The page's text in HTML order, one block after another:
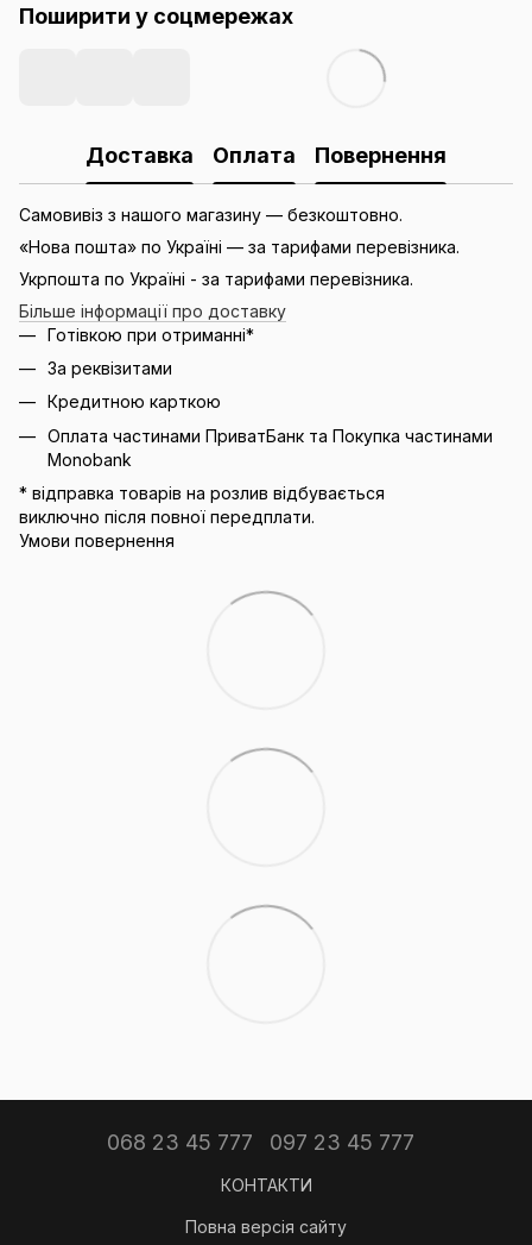
Поширити у соцмережах
Доставка Оплата Повернення
Самовивіз з нашого магазину — безкоштовно.
«Нова пошта» по Україні — за тарифами перевізника.
Укрпошта по Україні - за тарифами перевізника.
Більше інформації про доставку
Готівкою при отриманні*
За реквізитами
Кредитною карткою
Оплата частинами ПриватБанк та Покупка частинами
Monobank
* відправка товарів на розлив відбувається
виключно після повної передплати.
Умови повернення
068 23 45 777 097 23 45 777
КОНТАКТИ
Повна версія сайту